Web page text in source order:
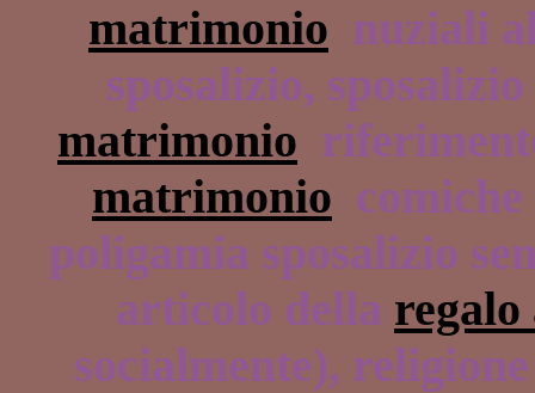
matrimonio nuziali
sposalizio,
matrimonio
matrimonio
poligamia sposalizio
articolo della
socialmente),